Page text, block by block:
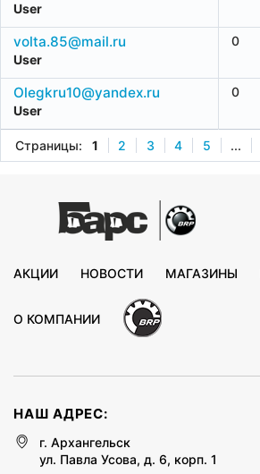
User
volta.85@mail.ru
User
0
Olegkru10@yandex.ru
User
0
Страницы: 1 2 3 4 5 ...
АКЦИИ НОВОСТИ МАГАЗИНЫ
О КОМПАНИИ
НАШ АДРЕС:
г. Архангельск
ул. Павла Усова, д. 6, корп. 1